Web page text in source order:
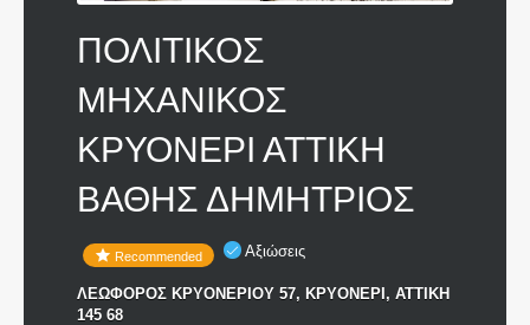
ΠΟΛΙΤΙΚΟΣ
ΜΗΧΑΝΙΚΟΣ
ΚΡΥΟΝΕΡΙ ΑΤΤΙΚΗ
ΒΑΘΗΣ ΔΗΜΗΤΡΙΟΣ
Recommended Αξιώσεις
ΛΕΩΦΟΡΟΣ ΚΡΥΟΝΕΡΙΟΥ 57, ΚΡΥΟΝΕΡΙ, ΑΤΤΙΚΗ
145 68